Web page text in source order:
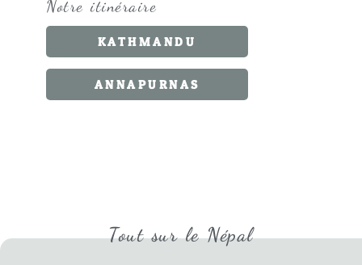
Notre itinéraire
KATHMANDU
ANNAPURNAS
Tout sur le Népal